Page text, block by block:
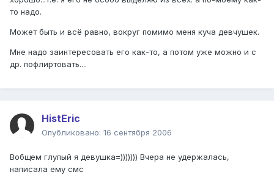
то надо.
Может быть и всё равно, вокруг помимо меня куча девчушек.
Мне надо заинтересовать его как-то, а потом уже можно и с
др. пофлиртовать....
HistEric
Опубликовано: 16 сентября 2006
Вобщем глупый я девушка=))))))) Вчера не удержалась,
написала ему смс